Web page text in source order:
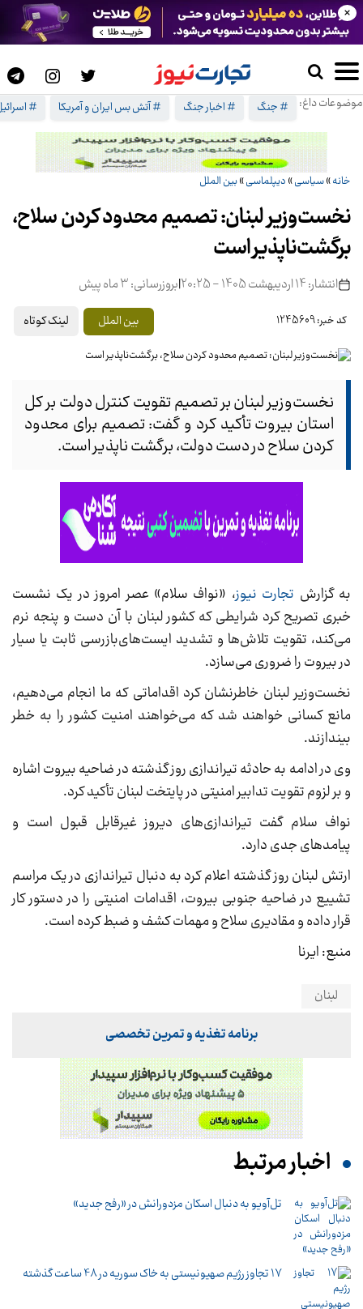
موضوعات داغ: # جنگ # اخبار جنگ # آتش بس ایران و آمریکا #
×
خانه»سیاسی» دیپلماسی»بین الملل
نخست‌وزیر لبنان: تصمیم محدود کردن سلاح،
برگشت‌ناپذیر است
انتشار: 14 اردیبهشت 1405 - 20:25 |بروزرسانی: 3 ماه پیش
کد خبر: 1245609 بین الملل لینک کوتاه
نخست‌وزیر لبنان بر تصمیم تقویت کنترل دولت بر کل
استان بیروت تأکید کرد و گفت: تصمیم برای محدود
کردن سلاح در دست دولت، برگشت ناپذیر است.
به گزارش تجارت نیوز، «نواف سلام» عصر امروز در یک نشست
خبری تصریح کرد شرایطی که کشور لبنان با آن دست و پنجه نرم
می‌کند، تقویت تلاش‌ها و تشدید ایست‌های‌بازرسی ثابت یا سیار
در بیروت را ضروری می‌سازد.
نخست‌وزیر لبنان خاطرنشان کرد اقداماتی که ما انجام می‌دهیم،
مانع کسانی خواهند شد که می‌خواهند امنیت کشور را به خطر
بیندازند.
وی در ادامه به حادثه تیراندازی روز گذشته در ضاحیه بیروت اشاره
و بر لزوم تقویت تدابیر امنیتی در پایتخت لبنان تأکید کرد.
نواف سلام گفت تیراندازی‌های دیروز غیرقابل قبول است و
پیامدهای جدی دارد.
ارتش لبنان روز گذشته اعلام کرد به دنبال تیراندازی در یک مراسم
تشییع در ضاحیه جنوبی بیروت، اقدامات امنیتی را در دستور کار
قرار داده و مقادیری سلاح و مهمات کشف و ضبط کرده است.
منبع: ایرنا
لبنان
برنامه تغذیه و تمرین تخصصی
اخبار مرتبط
تل‌آویو به دنبال اسکان مزدورانش در «رفح جدید»
17 تجاوز رژیم صهیونیستی به خاک سوریه در 48 ساعت گذشته